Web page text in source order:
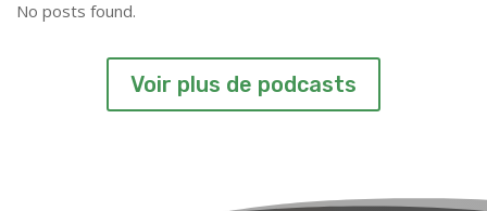
No posts found.
Voir plus de podcasts